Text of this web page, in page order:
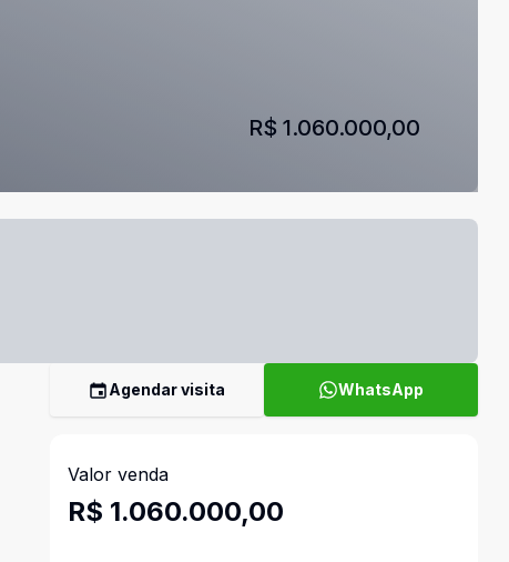
R$ 1.060.000,00
Agendar visita WhatsApp
Valor venda
R$ 1.060.000,00